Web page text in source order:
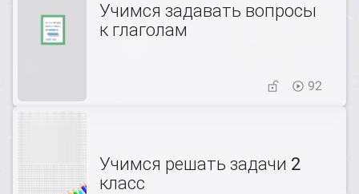
Учимся задавать вопросы
к глаголам
92
Учимся решать задачи 2
класс